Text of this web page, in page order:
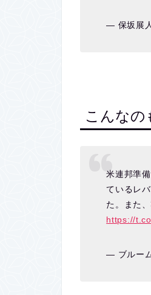
— 保坂展
こんなの
米連邦準
ているレ
た。また
https://
— ブルー